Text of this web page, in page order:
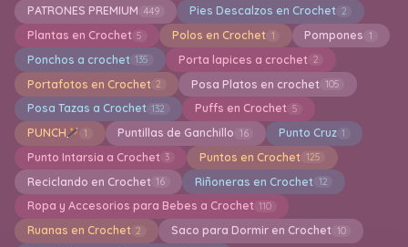
PATRONES PREMIUM 449 Pies Descalzos en Crochet 2
Plantas en Crochet 5 Polos en Crochet 1 Pompones 1
Ponchos a crochet 135 Porta lapices a crochet 2
Portafotos en Crochet 2 Posa Platos en crochet 105
Posa Tazas a Crochet 132 Puffs en Crochet 5
PUNCH 1 Puntillas de Ganchillo 16 Punto Cruz 1
Punto Intarsia a Crochet 3 Puntos en Crochet 125
Reciclando en Crochet 16 Riñoneras en Crochet 12
Ropa y Accesorios para Bebes a Crochet 110
Ruanas en Crochet 2 Saco para Dormir en Crochet 10